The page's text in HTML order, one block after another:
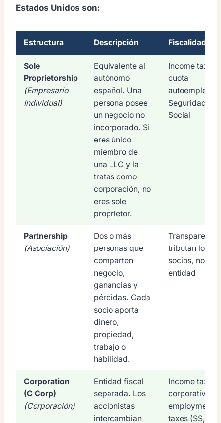
Estados Unidos son:
Estructura Descripción Fiscalidad
Sole
Proprietorship
(Empresario
Individual)
Equivalente al
autónomo
español. Una
persona posee
un negocio no
incorporado. Si
eres único
miembro de
una LLC y la
tratas como
corporación, no
eres sole
proprietor.
Income tax +
cuota
autoempleo +
Seguridad
Social
Partnership
(Asociación)
Dos o más
personas que
comparten
negocio,
ganancias y
pérdidas. Cada
socio aporta
dinero,
propiedad,
trabajo o
habilidad.
Transparente:
tributan los
socios, no la
entidad
Corporation
(C Corp)
(Corporación)
Entidad fiscal
separada. Los
accionistas
intercambian
Income tax
corporativo +
employment
taxes (SS,